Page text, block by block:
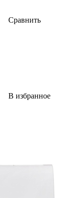
Сравнить
В избранное